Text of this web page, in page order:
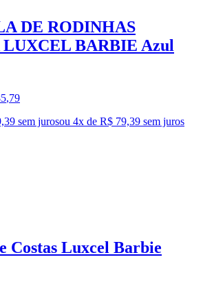
DE RODINHAS
BARBIE Azul
,79
sem jurosou 4x de R$ 79,39 sem juros
Costas Luxcel Barbie